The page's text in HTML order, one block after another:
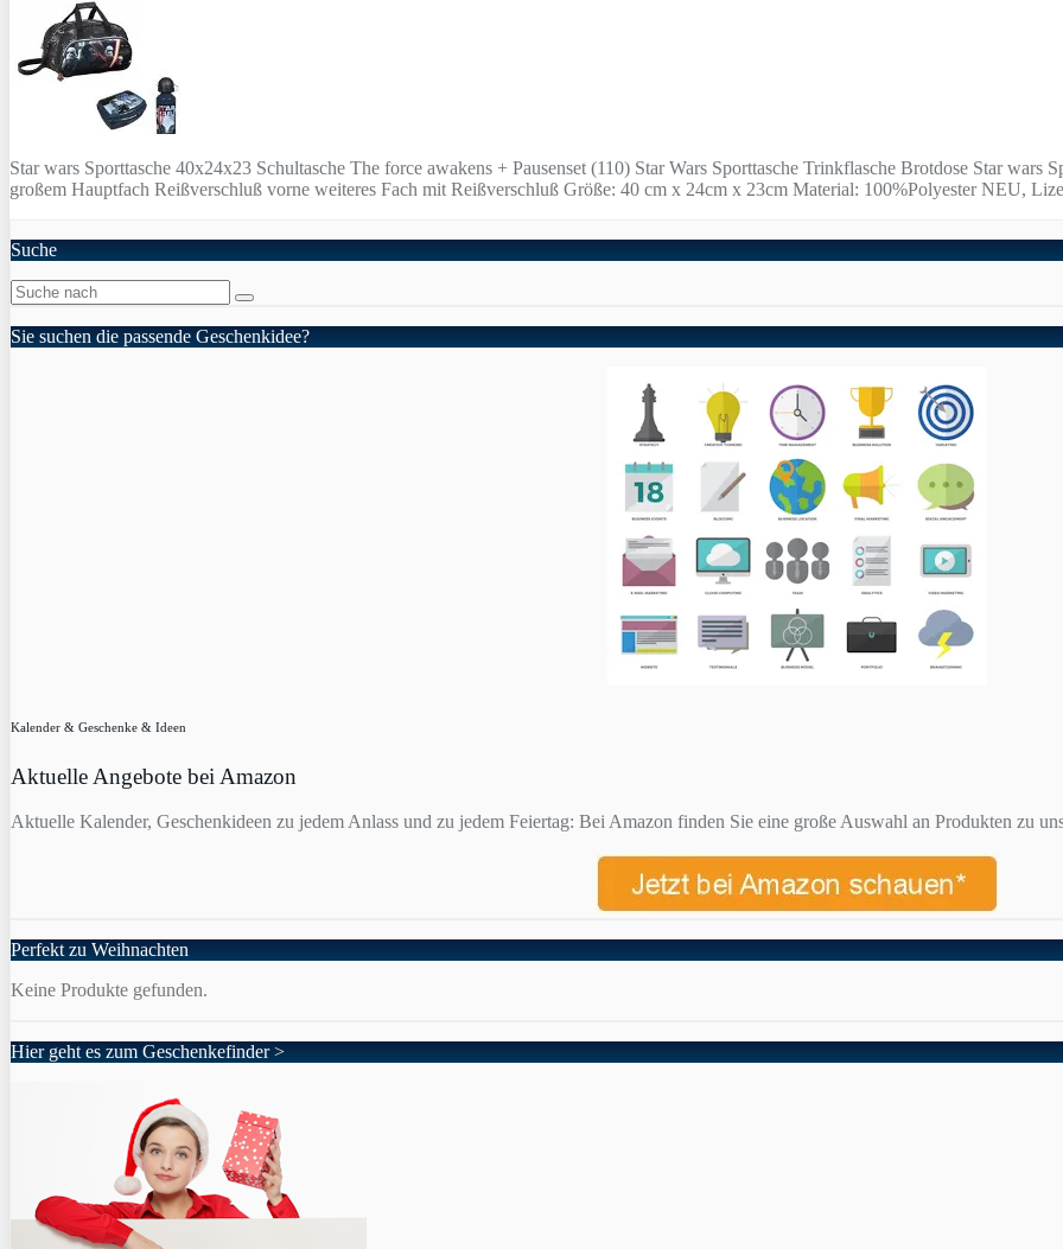
Star wars Sporttasche 40x24x23 Schultasche The force awakens + Pausenset (110) Star Wars Sporttasche Trinkflasche Brotdose Star wars
großem Hauptfach Reißverschluß vorne weiteres Fach mit Reißverschluß Größe: 40 cm x 24cm x 23cm Material: 100%Polyester NEU,
Suche
Sie suchen die passende Geschenkidee?
Kalender & Geschenke & Ideen
Aktuelle Angebote bei Amazon
Aktuelle Kalender, Geschenkideen zu jedem Anlass und zu jedem Feiertag: Bei Amazon finden Sie eine große Auswahl an Produkten zu
Perfekt zu Weihnachten
Keine Produkte gefunden.
Hier geht es zum Geschenkefinder >